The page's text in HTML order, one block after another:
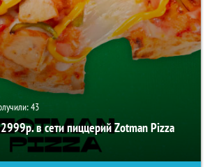
43
в сети пиццерий Zotman Pizza